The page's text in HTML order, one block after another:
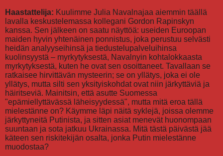
Haastattelija: Kuulimme Julia Navalnajaa aiemmin täällä
lavalla keskustelemassa kollegani Gordon Rapinskyn
kanssa. Sen jälkeen on saatu näyttöä: useiden Euroopan
maiden hyvin yhtenäinen ponnistus, joka perustuu selvästi
heidän analyyseihinsä ja tiedustelupalveluihinsa
kuolinsyystä – myrkytyksestä, Navalnyin kohtalokkaasta
myrkytyksestä, kuten he ovat sen osoittaneet. Tavallaan se
ratkaisee hirvittävän mysteerin; se on yllätys, joka ei ole
yllätys, mutta silti sen yksityiskohdat ovat niin järkyttäviä ja
häiritseviä. Mainitsin, että asutte Suomessa
"epämiellyttävässä läheisyydessä", mutta mitä eroa tällä
mielestänne on? Käymme läpi näitä syklejä, joissa olemme
järkyttyneitä Putinista, ja sitten asiat menevät huonompaan
suuntaan ja sota jatkuu Ukrainassa. Mitä tästä päivästä jää
käteen sen riskitekijän osalta, jonka Putin mielestänne
muodostaa?